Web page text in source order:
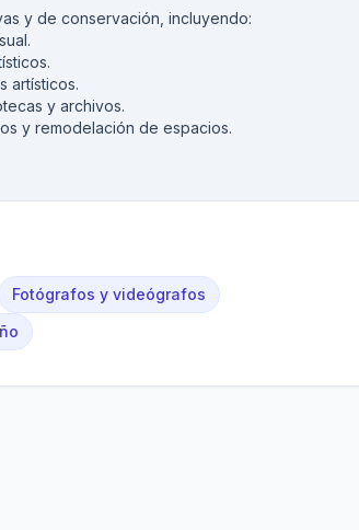
y de conservación, incluyendo:
artísticos.
y archivos.
y remodelación de espacios.
Fotógrafos y videógrafos